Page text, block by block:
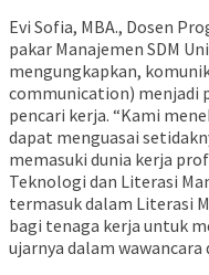
Evi Sofia, MBA., Dosen
pakar Manajemen SDM
mengungkapkan,
communication) menjadi
pencari kerja. “Kami
dapat menguasai
memasuki dunia kerja
Teknologi dan Literasi
termasuk dalam Literasi
bagi tenaga kerja untuk
ujarnya dalam wawancara